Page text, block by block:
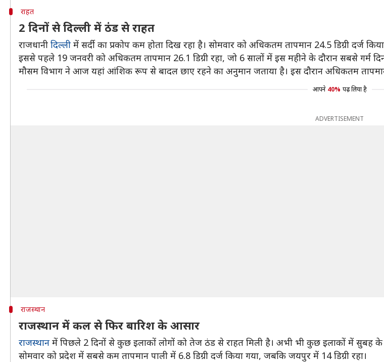
राहत
2 दिनों से दिल्ली में ठंड से राहत
राजधानी दिल्ली में सर्दी का प्रकोप कम होता दिख रहा है। सोमवार काे अधिकतम तापमान 24.5 डिग्री दर्ज
इससे पहले 19 जनवरी को अधिकतम तापमान 26.1 डिग्री रहा, जो 6 सालों में इस महीने के दौरान सबसे गर्म
मौसम विभाग ने आज यहां आंशिक रूप से बादल छाए रहने का अनुमान जताया है। इस दौरान अधिकतम
आपने 40% पढ़ लिया है
ADVERTISEMENT
राजस्थान
राजस्थान में कल से फिर बारिश के आसार
राजस्थान में पिछले 2 दिनों से कुछ इलाकों लोगों को तेज ठंड से राहत मिली है। अभी भी कुछ इलाकों में सुबह
सोमवार को प्रदेश में सबसे कम तापमान पाली में 6.8 डिग्री दर्ज किया गया, जबकि जयपुर में 14 डिग्री रहा।